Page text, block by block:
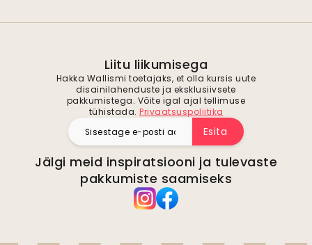
Liitu liikumisega
Hakka Wallismi toetajaks, et olla kursis uute
disainilahenduste ja eksklusiivsete
pakkumistega. Võite igal ajal tellimuse
tühistada. Privaatsuspoliitika
Esita
Jälgi meid inspiratsiooni ja tulevaste
pakkumiste saamiseks